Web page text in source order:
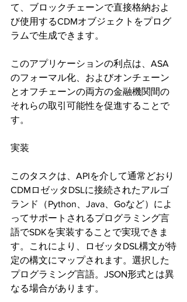
て、ブロックチェーンで直接格納およ
び使用するCDMオブジェクトをプログ
ラムで生成できます。
このアプリケーションの利点は、ASA
のフォーマル化、およびオンチェーン
とオフチェーンの両方の金融機関間の
それらの取引可能性を促進することで
す。
実装
このタスクは、APIを介して通常どおり
CDMロゼッタDSLに接続されたアルゴ
ランド（Python、Java、Goなど）によ
ってサポートされるプログラミング言
語でSDKを実装することで実現できま
す。これにより、ロゼッタDSL構文が特
定の構文にマップされます。選択した
プログラミング言語。JSON形式とは異
なる場合があります。